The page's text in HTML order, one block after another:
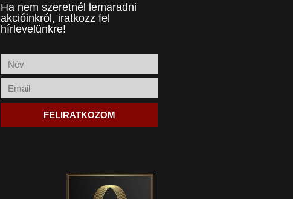
Ha nem szeretnél lemaradni
akcióinkról, iratkozz fel
hírlevelünkre!
FELIRATKOZOM